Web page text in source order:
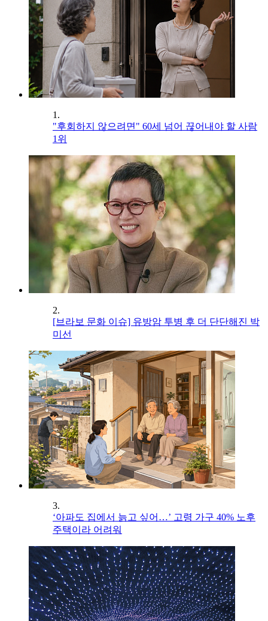
1.
"후회하지 않으려면" 60세 넘어 끊어내야 할 사람
1위
2.
[브라보 문화 이슈] 유방암 투병 후 더 단단해진 박
미선
3.
‘아파도 집에서 늙고 싶어…’ 고령 가구 40% 노후
주택이라 어려워